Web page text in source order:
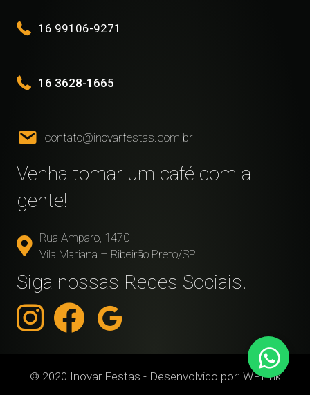
16 99106-9271
16 3628-1665
contato@inovarfestas.com.br
Venha tomar um café com a
gente!
Rua Amparo, 1470
Vila Mariana – Ribeirão Preto/SP
Siga nossas Redes Sociais!
© 2020 Inovar Festas - Desenvolvido por: WPLink